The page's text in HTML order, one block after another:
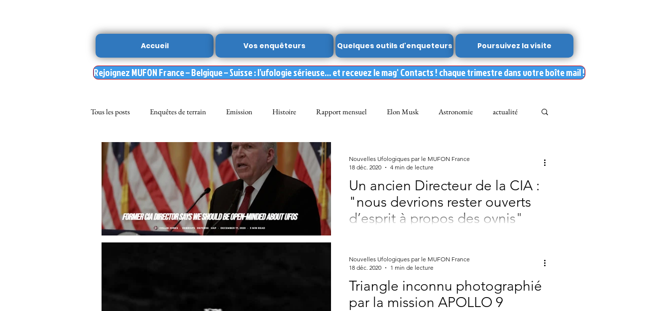
Accueil Vos enquêteurs Quelques outils d'enqueteurs Poursuivez la visite
Rejoignez MUFON France – Belgique – Suisse : l’ufologie sérieuse… et recevez le mag' Contacts ! chaque trimestre dans votre boîte mail !
Tous les posts Enquêtes de terrain Emission Histoire Rapport mensuel Elon Musk Astronomie actualité
sciences NOUVELLE DU MUFON Dossier spécial MUFON
Nasa enqueteur MUFON Observation ARCHIVES Témoignages Livre Film Documents
journal d'un enquêteur Magazine CONTACTS Appel à témoin
Un ancien Directeur de la CIA :
"nous devrions rester ouverts
d’esprit à propos des ovnis"
ancien-directeur-de-la-cia-declare-que-nous-devrions-
Nouvelles Ufologiques par le MUFON France
18 déc. 2020
4 min de lecture
Triangle inconnu photographié
par la mission APOLLO 9
Nouvelles Ufologiques par le MUFON France
18 déc. 2020
1 min de lecture